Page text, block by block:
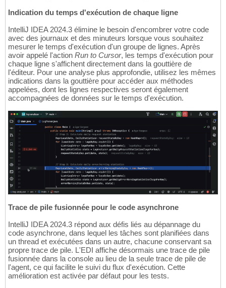
Indication du temps d'exécution de chaque ligne
IntelliJ IDEA 2024.3 élimine le besoin d'encombrer votre code
avec des journaux et des minuteurs lorsque vous souhaitez
mesurer le temps d'exécution d'un groupe de lignes. Après
avoir appelé l'action Run to Cursor, les temps d'exécution pour
chaque ligne s'affichent directement dans la gouttière de
l'éditeur. Pour une analyse plus approfondie, utilisez les mêmes
indications dans la gouttière pour accéder aux méthodes
appelées, dont les lignes respectives seront également
accompagnées de données sur le temps d'exécution.
Trace de pile fusionnée pour le code asynchrone
IntelliJ IDEA 2024.3 répond aux défis liés au dépannage du
code asynchrone, dans lequel les tâches sont planifiées dans
un thread et exécutées dans un autre, chacune conservant sa
propre trace de pile. L'EDI affiche désormais une trace de pile
fusionnée dans la console au lieu de la seule trace de pile de
l'agent, ce qui facilite le suivi du flux d'exécution. Cette
amélioration est activée par défaut pour les tests.